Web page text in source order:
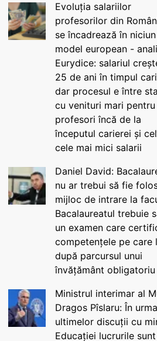
Evoluția salariilor
profesorilor din
se încadrează în niciun
model european -
Eurydice: salariul
25 de ani în timpul
dar procesul e între
cu venituri mari pentru
profesori încă de la
începutul carierei și
cele mai mici salarii
Daniel David:
nu ar trebui să fie
mijloc de intrare la
Bacalaureatul trebuie
un examen care
competențele pe care
după parcursul unui
învățământ obligatoriu
Ministrul interimar al
Dragos Pîslaru: În urma
ultimelor discuții cu
Educației lucrurile